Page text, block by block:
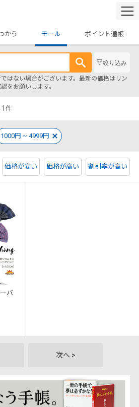
かう モール ポイント通帳
絞り込み
はない場合がございます。最新の価格はリン
をお願いします。
1 件
1000円 ~ 4999円
価格が安い 価格が高い 割引率が高い
バ
次へ >